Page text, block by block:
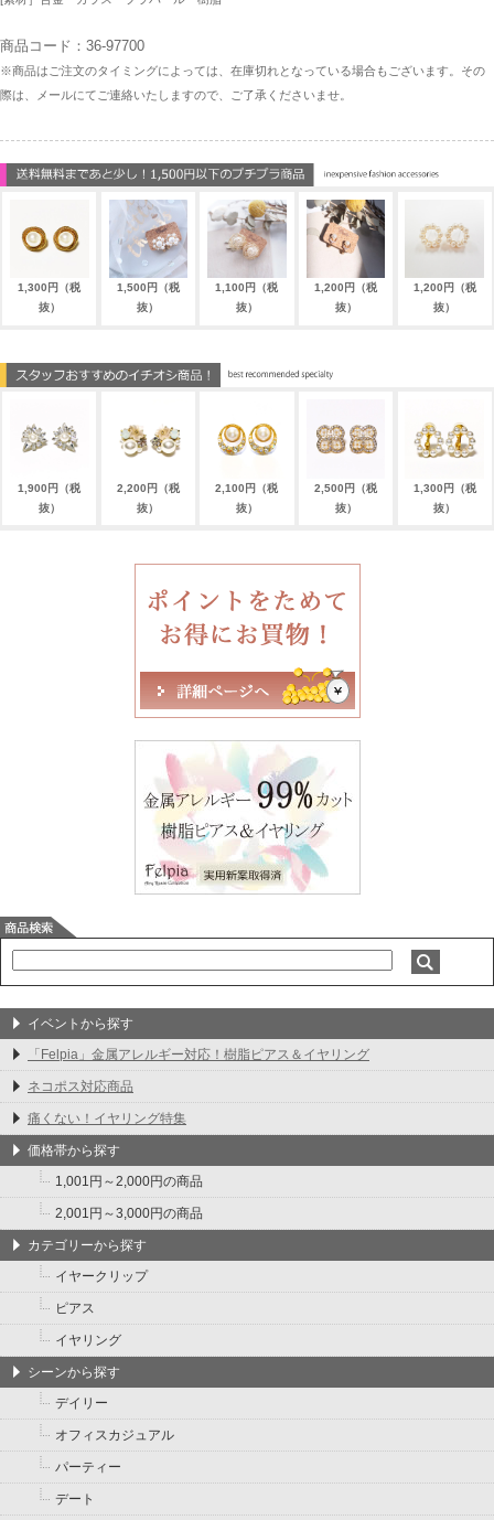
商品コード：36-97700
※商品はご注文のタイミングによっては、在庫切れとなっている場合もございます。その
際は、メールにてご連絡いたしますので、ご了承くださいませ。
1,300円（税
抜）
1,500円（税
抜）
1,100円（税
抜）
1,200円（税
抜）
1,200円（税
抜）
1,900円（税
抜）
2,200円（税
抜）
2,100円（税
抜）
2,500円（税
抜）
1,300円（税
抜）
イベントから探す
「Felpia」金属アレルギー対応！樹脂ピアス＆イヤリング
ネコポス対応商品
痛くない！イヤリング特集
価格帯から探す
1,001円～2,000円の商品
2,001円～3,000円の商品
カテゴリーから探す
イヤークリップ
ピアス
イヤリング
シーンから探す
デイリー
オフィスカジュアル
パーティー
デート